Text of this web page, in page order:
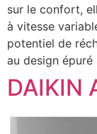
sur le confort,
à vitesse
potentiel de
au design
DAIKIN